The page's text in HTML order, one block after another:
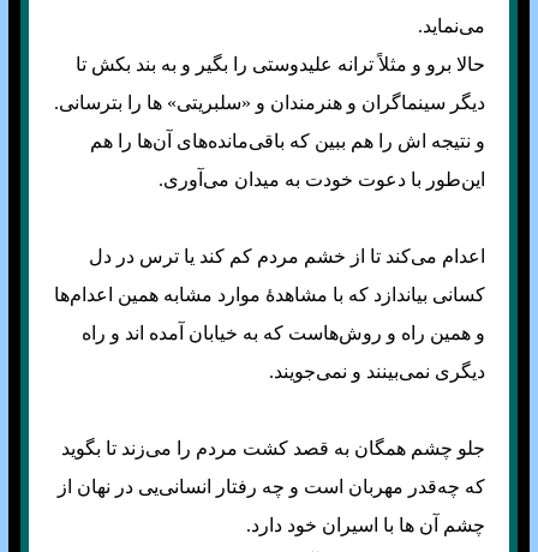
می‌نماید.
حالا برو و مثلاً ترانه علیدوستی را بگیر و به بند بکش تا
دیگر سینماگران و هنرمندان و «سلبریتی» ها را بترسانی.
و نتیجه اش را هم ببین که باقی‌مانده‌های آن‌ها را هم
این‌طور با دعوت خودت به میدان می‌آوری.
اعدام می‌کند تا از خشم مردم کم کند یا ترس در دل
کسانی بیاندازد که با مشاهدهٔ موارد مشابه همین اعدام‌ها
و همین راه و روش‌هاست که به خیابان آمده اند و راه
دیگری نمی‌بینند و نمی‌جویند.
جلو چشم همگان به قصد کشت مردم را می‌زند تا بگوید
که چه‌قدر مهربان است و چه رفتار انسانی‌یی در نهان از
چشم آن ها با اسیران خود دارد.